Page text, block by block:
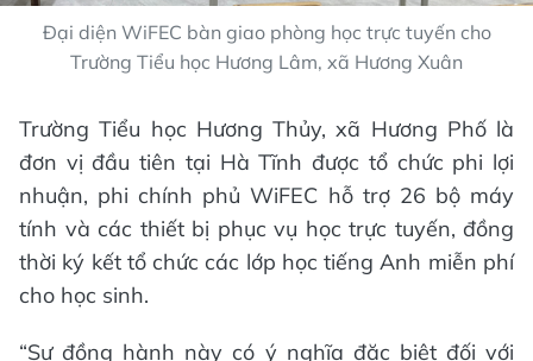
Đại diện WiFEC bàn giao phòng học trực tuyến cho
Trường Tiểu học Hương Lâm, xã Hương Xuân
Trường Tiểu học Hương Thủy, xã Hương Phố là
đơn vị đầu tiên tại Hà Tĩnh được tổ chức phi lợi
nhuận, phi chính phủ WiFEC hỗ trợ 26 bộ máy
tính và các thiết bị phục vụ học trực tuyến, đồng
thời ký kết tổ chức các lớp học tiếng Anh miễn phí
cho học sinh.
“Sự đồng hành này có ý nghĩa đặc biệt đối với